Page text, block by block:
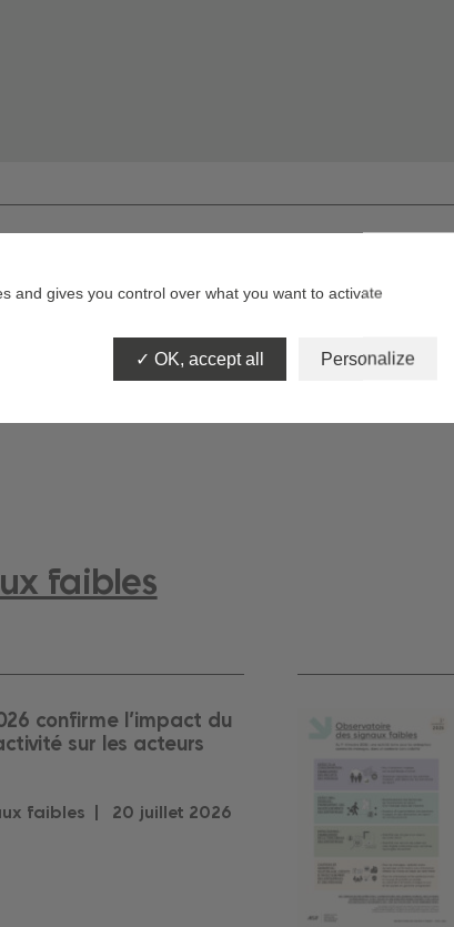
de presse Lettre de l'ASF
faibles
confirme l’impact du
sur les acteurs
faibles | 20 juillet 2026
and gives you control over what you want to activate
OK, accept all Personalize